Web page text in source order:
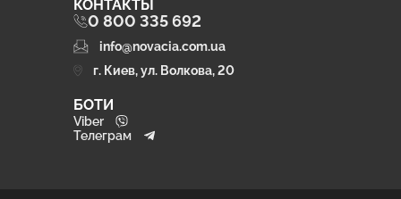
КОНТАКТЫ
0 800 335 692
info@novacia.com.ua
г. Киев, ул. Волкова, 20
БОТИ
Viber
Телеграм